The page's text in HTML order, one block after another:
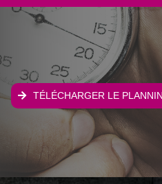
TÉLÉCHARGER LE